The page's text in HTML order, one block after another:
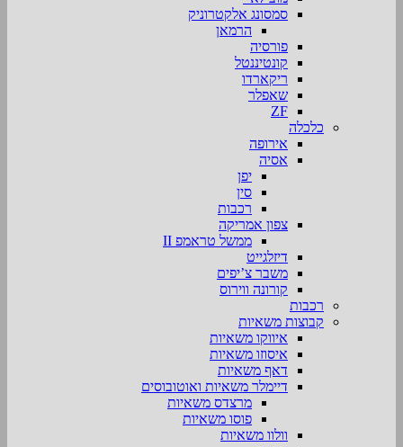
סמסונג אלקטרוניק
הרמאן
פורסיה
קונטיננטל
ריקארדו
שאפלר
ZF
כלכלה
אירופה
אסיה
יפן
סין
רכבות
צפון אמריקה
ממשל טראמפ II
דיזלגייט
משבר צ’יפים
קורונה ווירוס
רכבות
קבוצות משאיות
איווקו משאיות
איסוזו משאיות
דאף משאיות
דיימלר משאיות ואוטובוסים
מרצדס משאיות
פוסו משאיות
וולוו משאיות